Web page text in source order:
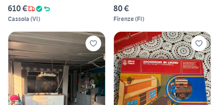
610 €
Cassola (VI)
80 €
Firenze(FI)